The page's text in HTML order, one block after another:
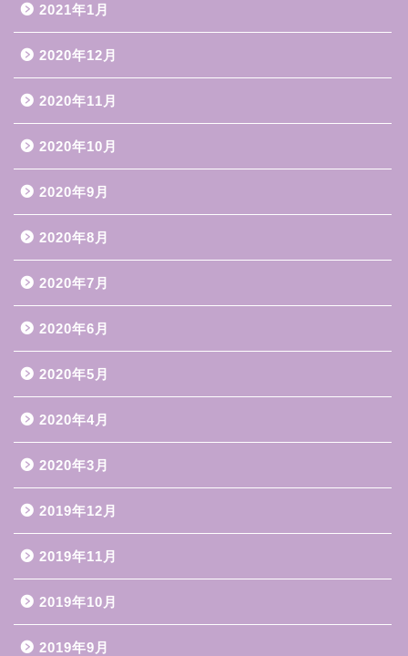
2021年1月
2020年12月
2020年11月
2020年10月
2020年9月
2020年8月
2020年7月
2020年6月
2020年5月
2020年4月
2020年3月
2019年12月
2019年11月
2019年10月
2019年9月